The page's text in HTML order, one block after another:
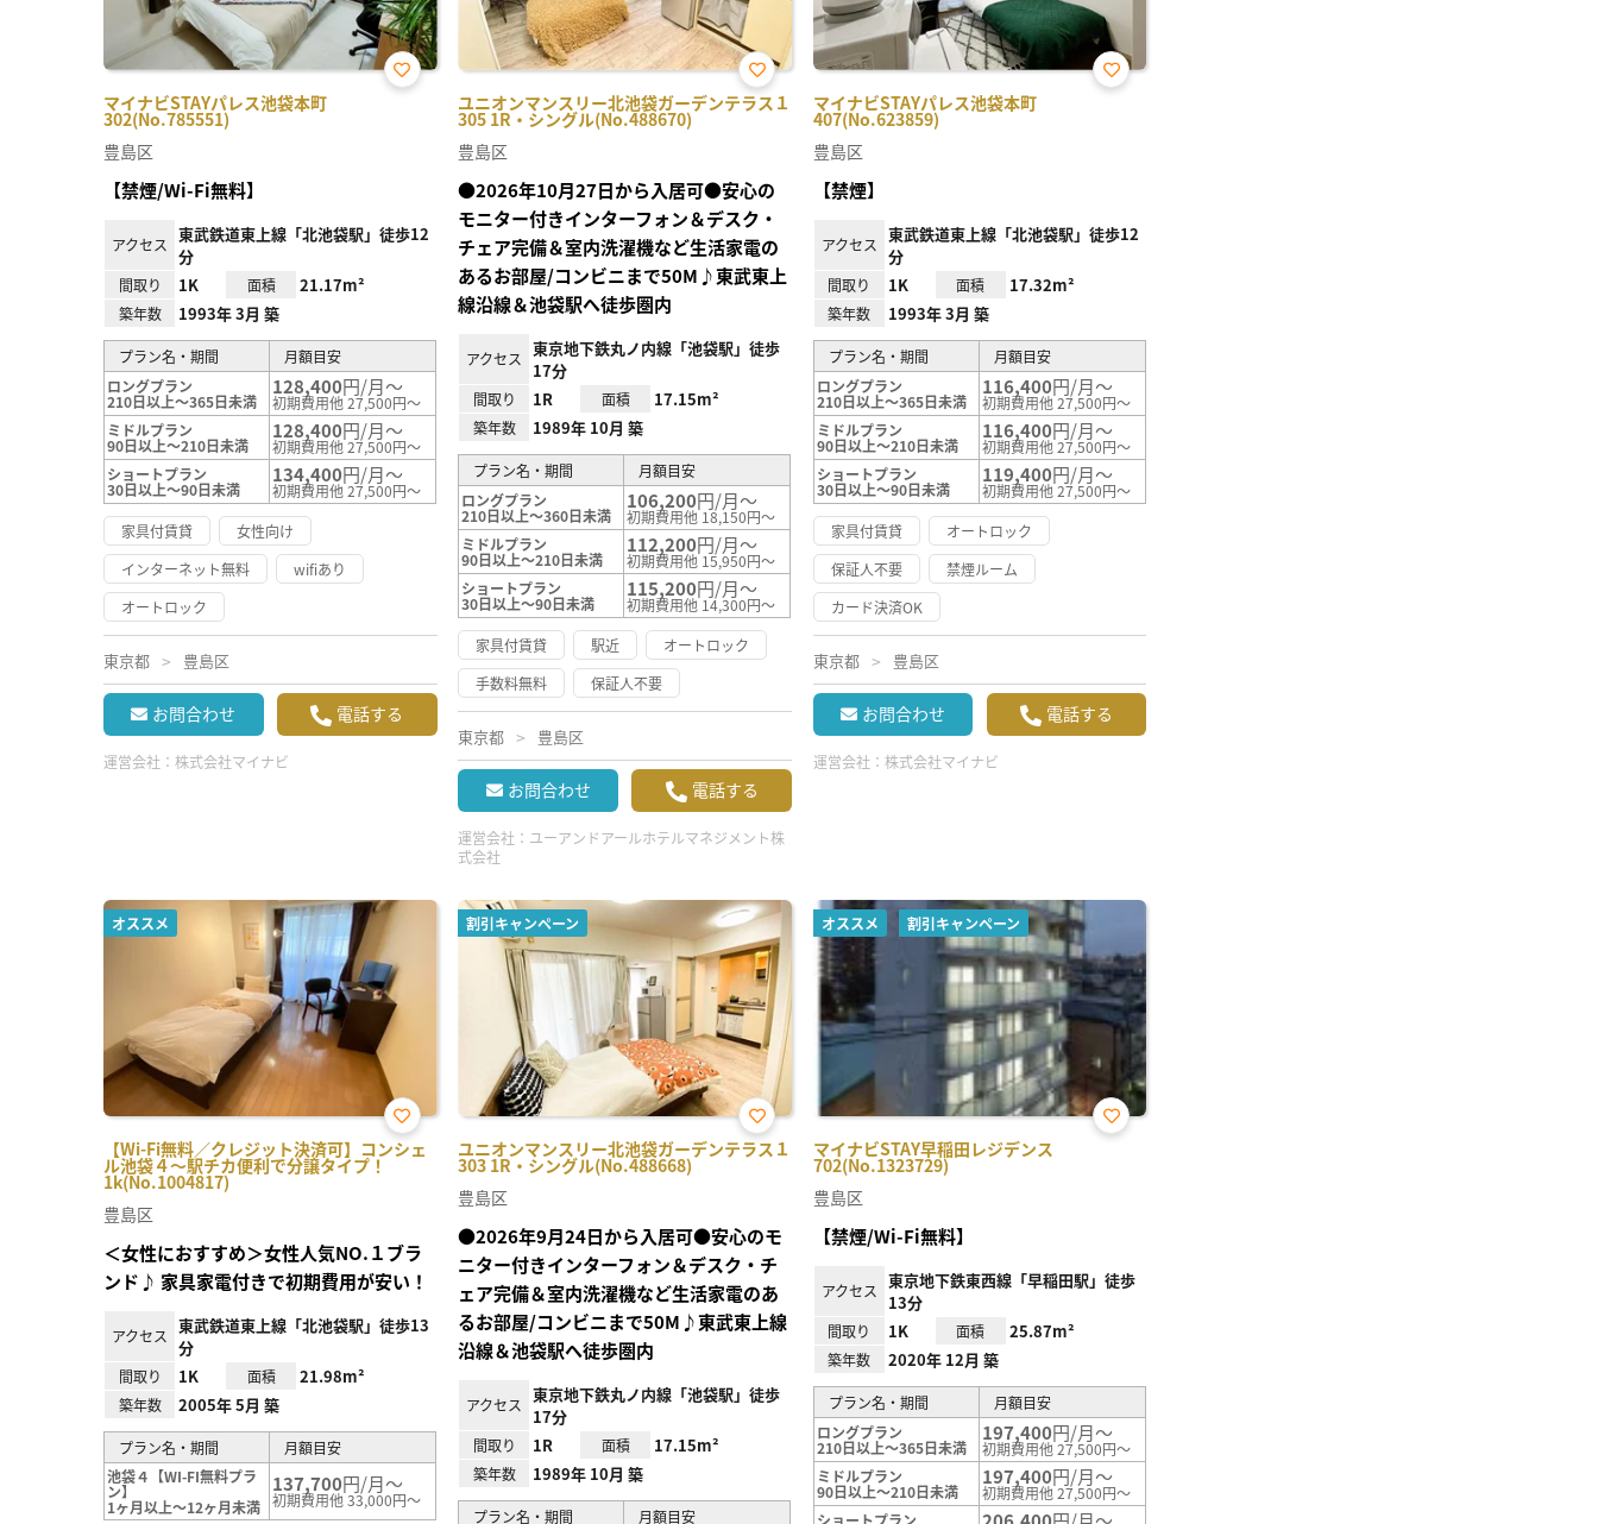
マイナビSTAYパレス池袋本町
302(No.785551)
お気
豊島区
【禁煙/Wi-Fi無料】
アクセス
東武鉄道東上線「北池袋駅」徒歩12
分
間取り 1K 面積 21.17m²
築年数 1993年 3月 築
プラン名・期間
月額目安
ロングプラン
210日以上～365日未満
128,400円/月～
初期費用他 27,500円～
ミドルプラン
90日以上～210日未満
128,400円/月～
初期費用他 27,500円～
ショートプラン
30日以上～90日未満
134,400円/月～
初期費用他 27,500円～
家具付賃貸
女性向け
インターネット無料
wifiあり
オートロック
東京都 豊島区
お問合わせ 電話する
運営会社： 株式会社マイナビ
ユニオンマンスリー北池袋ガーデンテラス１
305 1R・シングル(No.488670)
お気
に入
豊島区
●2026年10月27日から入居可●安心の
モニター付きインターフォン＆デスク・
チェア完備＆室内洗濯機など生活家電の
あるお部屋/コンビニまで50M♪東武東上
線沿線＆池袋駅へ徒歩圏内
アクセス
東京地下鉄丸ノ内線「池袋駅」徒歩
17分
間取り 1R 面積 17.15m²
築年数 1989年 10月 築
プラン名・期間
月額目安
ロングプラン
210日以上～360日未満
106,200円/月～
初期費用他 18,150円～
ミドルプラン
90日以上～210日未満
112,200円/月～
初期費用他 15,950円～
ショートプラン
30日以上～90日未満
115,200円/月～
初期費用他 14,300円～
家具付賃貸
駅近
オートロック
手数料無料
保証人不要
東京都 豊島区
お問合わせ 電話する
運営会社： ユーアンドアールホテルマネジメント株
式会社
マイナビSTAYパレス池袋本町
407(No.623859)
お気
豊島区
【禁煙】
アクセス
東武鉄道東上線「北池袋駅」徒歩12
分
間取り 1K 面積 17.32m²
築年数 1993年 3月 築
プラン名・期間
月額目安
ロングプラン
210日以上～365日未満
116,400円/月～
初期費用他 27,500円～
ミドルプラン
90日以上～210日未満
116,400円/月～
初期費用他 27,500円～
ショートプラン
30日以上～90日未満
119,400円/月～
初期費用他 27,500円～
家具付賃貸
オートロック
保証人不要
禁煙ルーム
カード決済OK
東京都 豊島区
お問合わせ 電話する
運営会社： 株式会社マイナビ
オススメ
【Wi-Fi無料／クレジット決済可】コンシェ
ル池袋４～駅チカ便利で分譲タイプ！
1k(No.1004817)
お気
に入
豊島区
＜女性におすすめ＞女性人気NO.１ブラ
ンド♪ 家具家電付きで初期費用が安い！
アクセス 東武鉄道東上線「北池袋駅」徒歩13
分
間取り 1K 面積 21.98m²
築年数 2005年 5月 築
プラン名・期間
月額目安
池袋４【WI-FI無料プラ
ン】
1ヶ月以上～12ヶ月未満
137,700円/月～
初期費用他 33,000円～
割引キャンペーン
ユニオンマンスリー北池袋ガーデンテラス１
303 1R・シングル(No.488668)
お気
に入
豊島区
●2026年9月24日から入居可●安心のモ
ニター付きインターフォン＆デスク・チ
ェア完備＆室内洗濯機など生活家電のあ
るお部屋/コンビニまで50M♪東武東上線
沿線＆池袋駅へ徒歩圏内
アクセス
東京地下鉄丸ノ内線「池袋駅」徒歩
17分
間取り 1R 面積 17.15m²
築年数 1989年 10月 築
プラン名・期間 月額目安
オススメ 割引キャンペーン
マイナビSTAY早稲田レジデンス
702(No.1323729)
お気
豊島区
【禁煙/Wi-Fi無料】
アクセス 東京地下鉄東西線「早稲田駅」徒歩
13分
間取り 1K 面積 25.87m²
築年数 2020年 12月 築
プラン名・期間
月額目安
ロングプラン
210日以上～365日未満
197,400円/月～
初期費用他 27,500円～
ミドルプラン
90日以上～210日未満
197,400円/月～
初期費用他 27,500円～